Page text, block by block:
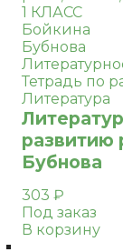
1 КЛАСС
Бойкина
Бубнова
Тетрадь по
Литература
развитию
Бубнова
303 ₽
Под заказ
В корзину